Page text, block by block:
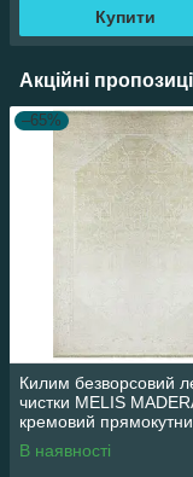
Купити
Акційні
–65%
Килим безворсовий
чистки MELIS
кремовий
160*230 см
В наявності